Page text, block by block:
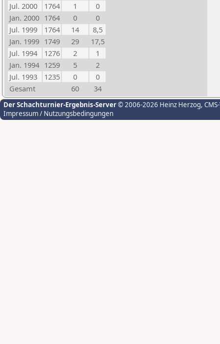
Jul. 2000
1764 1
0
Jan. 2000 1764 0
0
Jul. 1999
1764 14
8,5
Jan. 1999 1749 29
17,5
Jul. 1994
1276 2
1
Jan. 1994 1259 5
2
Jul. 1993
1235 0
0
Gesamt
60 34
Der Schachturnier-Ergebnis-Server© 2006-2026 Heinz Herzog,
Impressum / Nutzungsbedingungen